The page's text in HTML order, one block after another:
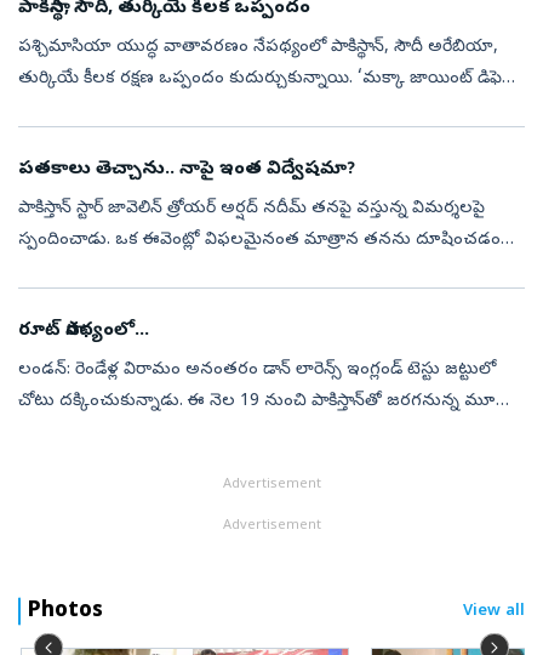
పాకిస్థాన్‌, సౌదీ, తుర్కియే కీలక ఒప్పందం
పశ్చిమాసియా యుద్ధ వాతావరణం నేపథ్యంలో పాకిస్థాన్, సౌదీ అరేబియా,
తుర్కియే కీలక రక్షణ ఒప్పందం కుదుర్చుకున్నాయి. ‘మక్కా జాయింట్‌ డిఫెన్స్‌
పతకాలు తెచ్చాను.. నాపై ఇంత విద్వేషమా?
పాకిస్తాన్‌ స్టార్‌ జావెలిన్‌ త్రోయర్‌ అర్షద్‌ నదీమ్‌ తనపై వస్తున్న విమర్శలపై
స్పందించాడు. ఒక ఈవెంట్లో విఫలమైనంత మాత్రాన తనను దూషించడం
రూట్‌ సారథ్యంలో...
లండన్‌: రెండేళ్ల విరామం అనంతరం డాన్‌ లారెన్స్‌ ఇంగ్లండ్‌ టెస్టు జట్టులో
చోటు దక్కించుకున్నాడు. ఈ నెల 19 నుంచి పాకిస్తాన్‌తో జరగనున్న మూడు
Advertisement
Advertisement
Photos View all